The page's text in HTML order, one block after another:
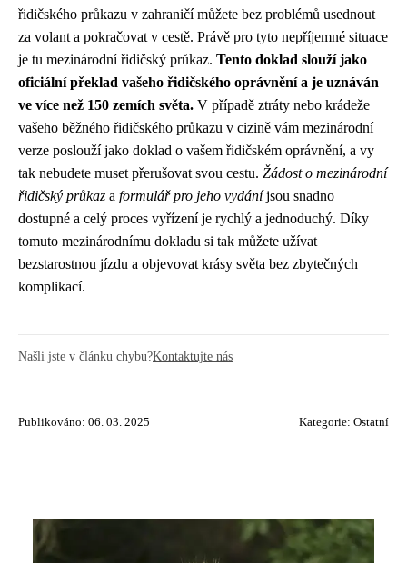
řidičského průkazu v zahraničí můžete bez problémů usednout
za volant a pokračovat v cestě. Právě pro tyto nepříjemné situace
je tu mezinárodní řidičský průkaz. Tento doklad slouží jako
oficiální překlad vašeho řidičského oprávnění a je uznáván
ve více než 150 zemích světa. V případě ztráty nebo krádeže
vašeho běžného řidičského průkazu v cizině vám mezinárodní
verze poslouží jako doklad o vašem řidičském oprávnění, a vy
tak nebudete muset přerušovat svou cestu. Žádost o mezinárodní
řidičský průkaz a formulář pro jeho vydáníjsou snadno
dostupné a celý proces vyřízení je rychlý a jednoduchý. Díky
tomuto mezinárodnímu dokladu si tak můžete užívat
bezstarostnou jízdu a objevovat krásy světa bez zbytečných
komplikací.
Našli jste v článku chybu?Kontaktujte nás
Publikováno: 06. 03. 2025 Kategorie: Ostatní